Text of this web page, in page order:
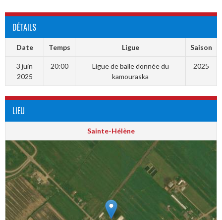
DÉTAILS
Date Temps Ligue Saison
3 juin
2025
20:00
Ligue de balle donnée du
kamouraska
2025
LIEU
Sainte-Hélène